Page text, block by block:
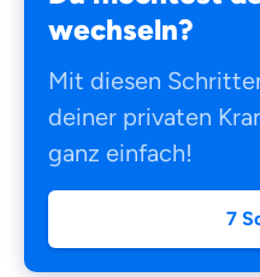
wechseln?
Mit diesen
deiner privaten
ganz einfach!
7